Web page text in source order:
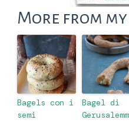
More from
Bagels con i
semi
Bagel di